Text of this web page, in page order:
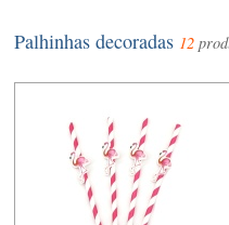
Palhinhas decoradas 12